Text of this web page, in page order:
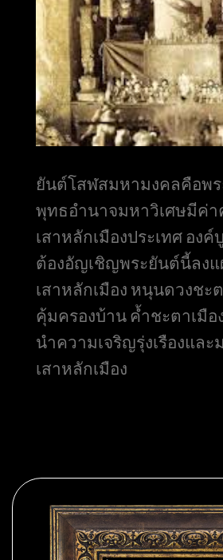
ยันต์โสฬสมหามงคลคือพ
พุทธอำนาจมหาวิเศษมีค่า
เสาหลักเมืองประเทศ อง
ต้องอัญเชิญพระยันต์นี้ลง
เสาหลักเมือง หนุนดวงชะต
คุ้มครองบ้าน ค้ำชะตาเมือ
นำความเจริญรุ่งเรืองแล
เสาหลักเมือง